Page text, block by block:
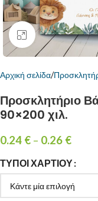
Κάντε κλικ για
Αρχική σελίδα
Προσκλητήριο
90×200 χιλ.
0.24 € – 0.26 €
ΤΎΠΟΙ ΧΑΡΤΙΟΎ